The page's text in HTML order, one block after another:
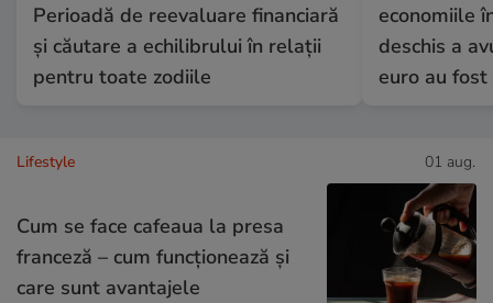
Perioadă de reevaluare financiară
și căutare a echilibrului în relații
pentru toate zodiile
economiile
deschis a
euro au
Lifestyle 01 aug.
Cum se face cafeaua la presa
franceză – cum funcționează și
care sunt avantajele